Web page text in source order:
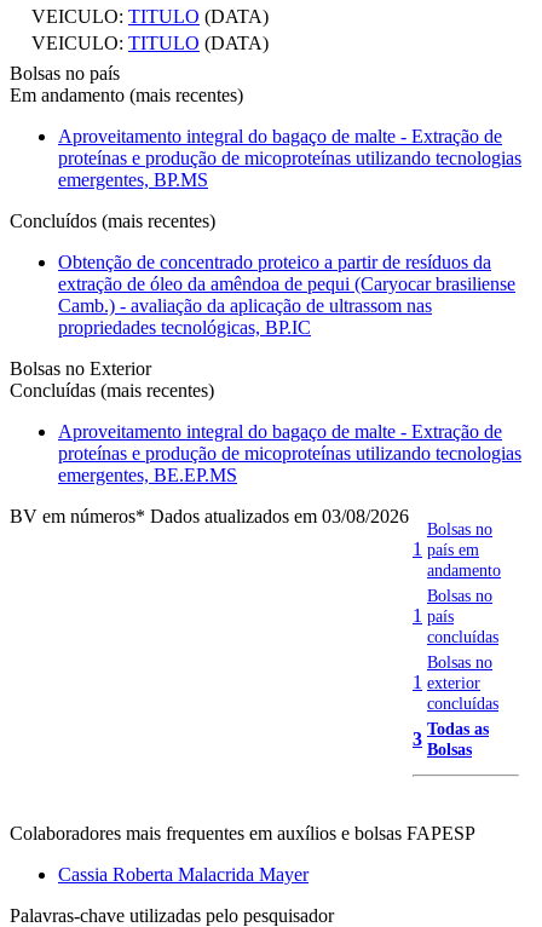
VEICULO: TITULO (DATA)
VEICULO: TITULO (DATA)
Bolsas no país
Em andamento (mais recentes)
Aproveitamento integral do bagaço de malte - Extração de
proteínas e produção de micoproteínas utilizando tecnologias
emergentes, BP.MS
Concluídos (mais recentes)
Obtenção de concentrado proteico a partir de resíduos da
extração de óleo da amêndoa de pequi (Caryocar brasiliense
Camb.) - avaliação da aplicação de ultrassom nas
propriedades tecnológicas, BP.IC
Bolsas no Exterior
Concluídas (mais recentes)
Aproveitamento integral do bagaço de malte - Extração de
proteínas e produção de micoproteínas utilizando tecnologias
emergentes, BE.EP.MS
BV em números* Dados atualizados em 03/08/2026
1
Bolsas no
país em
andamento
1
Bolsas no
país
concluídas
1
Bolsas no
exterior
concluídas
3 Todas as
Bolsas
Colaboradores mais frequentes em auxílios e bolsas FAPESP
Cassia Roberta Malacrida Mayer
Palavras-chave utilizadas pelo pesquisador